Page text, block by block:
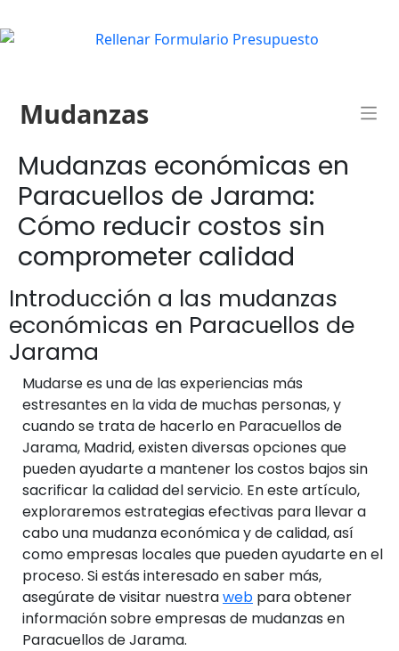
Mudanzas
Mudanzas económicas en
Paracuellos de Jarama:
Cómo reducir costos sin
comprometer calidad
Introducción a las mudanzas
económicas en Paracuellos de
Jarama
Mudarse es una de las experiencias más
estresantes en la vida de muchas personas, y
cuando se trata de hacerlo en Paracuellos de
Jarama, Madrid, existen diversas opciones que
pueden ayudarte a mantener los costos bajos sin
sacrificar la calidad del servicio. En este artículo,
exploraremos estrategias efectivas para llevar a
cabo una mudanza económica y de calidad, así
como empresas locales que pueden ayudarte en el
proceso. Si estás interesado en saber más,
asegúrate de visitar nuestraweb para obtener
información sobre empresas de mudanzas en
Paracuellos de Jarama.